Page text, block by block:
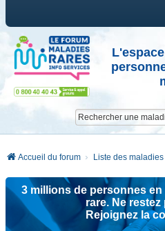
Accueil du forum Liste des maladies
3 millions de personnes
rare. Ne restez
Rejoignez la